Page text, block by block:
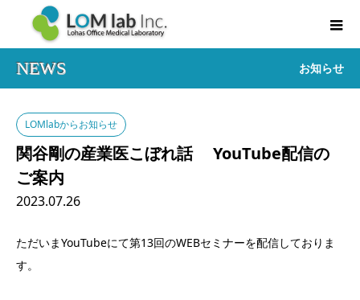
NEWS お知らせ
LOMlabからお知らせ
関谷剛の産業医こぼれ話 YouTube配信の
ご案内
2023.07.26
ただいまYouTubeにて第13回のWEBセミナーを配信しておりま
す。